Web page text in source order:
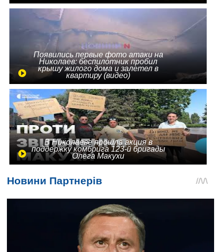
Появились первые фото атаки на
Николаев: беспилотник пробил
крышу жилого дома и залетел в
квартиру (видео)
В Николаеве прошла акция в
поддержку комбрига 123-й бригады
Олега Макухи